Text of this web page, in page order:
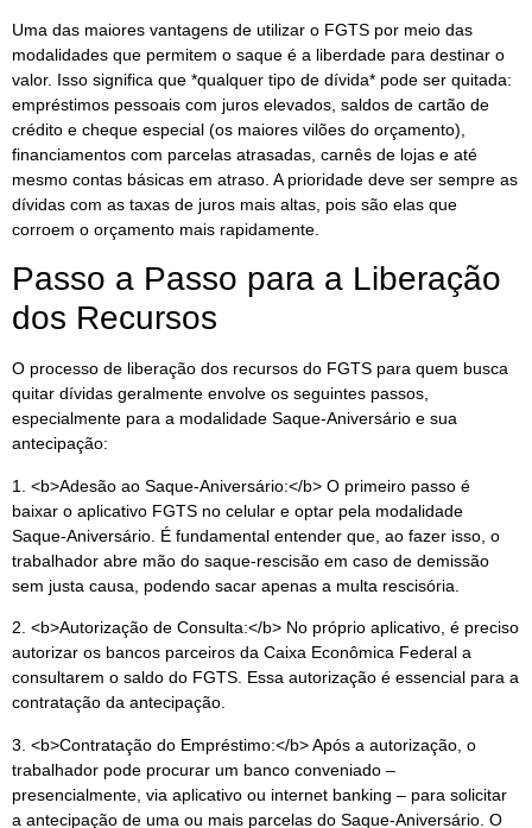
Uma das maiores vantagens de utilizar o FGTS por meio das
modalidades que permitem o saque é a liberdade para destinar o
valor. Isso significa que *qualquer tipo de dívida* pode ser quitada:
empréstimos pessoais com juros elevados, saldos de cartão de
crédito e cheque especial (os maiores vilões do orçamento),
financiamentos com parcelas atrasadas, carnês de lojas e até
mesmo contas básicas em atraso. A prioridade deve ser sempre as
dívidas com as taxas de juros mais altas, pois são elas que
corroem o orçamento mais rapidamente.
Passo a Passo para a Liberação
dos Recursos
O processo de liberação dos recursos do FGTS para quem busca
quitar dívidas geralmente envolve os seguintes passos,
especialmente para a modalidade Saque-Aniversário e sua
antecipação:
1. <b>Adesão ao Saque-Aniversário:</b> O primeiro passo é
baixar o aplicativo FGTS no celular e optar pela modalidade
Saque-Aniversário. É fundamental entender que, ao fazer isso, o
trabalhador abre mão do saque-rescisão em caso de demissão
sem justa causa, podendo sacar apenas a multa rescisória.
2. <b>Autorização de Consulta:</b> No próprio aplicativo, é preciso
autorizar os bancos parceiros da Caixa Econômica Federal a
consultarem o saldo do FGTS. Essa autorização é essencial para a
contratação da antecipação.
3. <b>Contratação do Empréstimo:</b> Após a autorização, o
trabalhador pode procurar um banco conveniado –
presencialmente, via aplicativo ou internet banking – para solicitar
a antecipação de uma ou mais parcelas do Saque-Aniversário. O